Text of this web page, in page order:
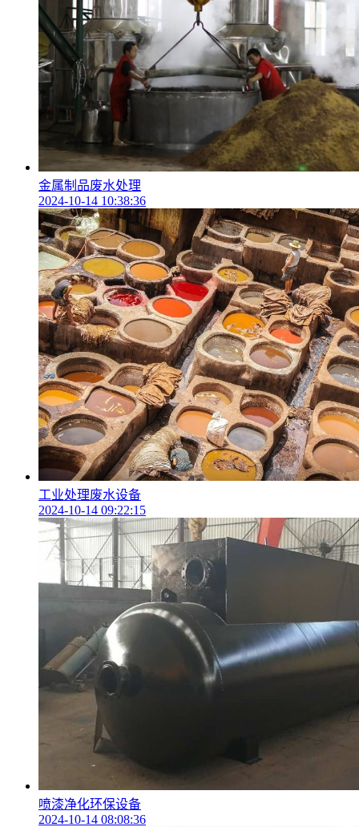
金属制品废水处理
2024-10-14 10:38:36
工业处理废水设备
2024-10-14 09:22:15
喷漆净化环保设备
2024-10-14 08:08:36